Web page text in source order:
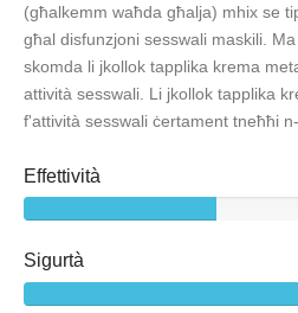
(għalkemm waħda għalja) mhix se
għal disfunzjoni sesswali maskili.
skomda li jkollok tapplika krema
attività sesswali. Li jkollok tapplika
f'attività sesswali ċertament tneħħi
Effettività
Sigurtà